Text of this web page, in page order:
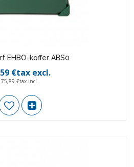
EHBO-koffer ABS0
€tax excl.
75,89 €tax incl.